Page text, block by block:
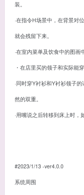
装。
·在指令H场景中，在背景对
就会残留下来。
·在室内菜单及饮食中的图画
・在店里买的领子和实际能
·同时穿Y衬衫和Y衬衫领子
然的双重。
·用嘴说之后转移到床上时，
#2023/1/13 -ver4.0.0
系统周围